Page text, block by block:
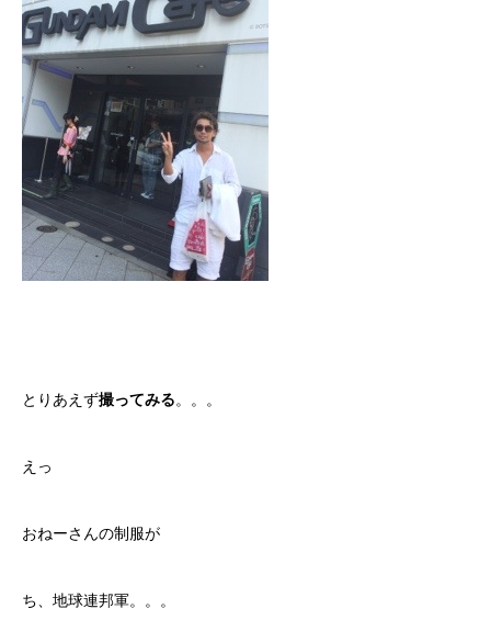
とりあえず撮ってみる。。。
えっ
おねーさんの制服が
ち、地球連邦軍。。。